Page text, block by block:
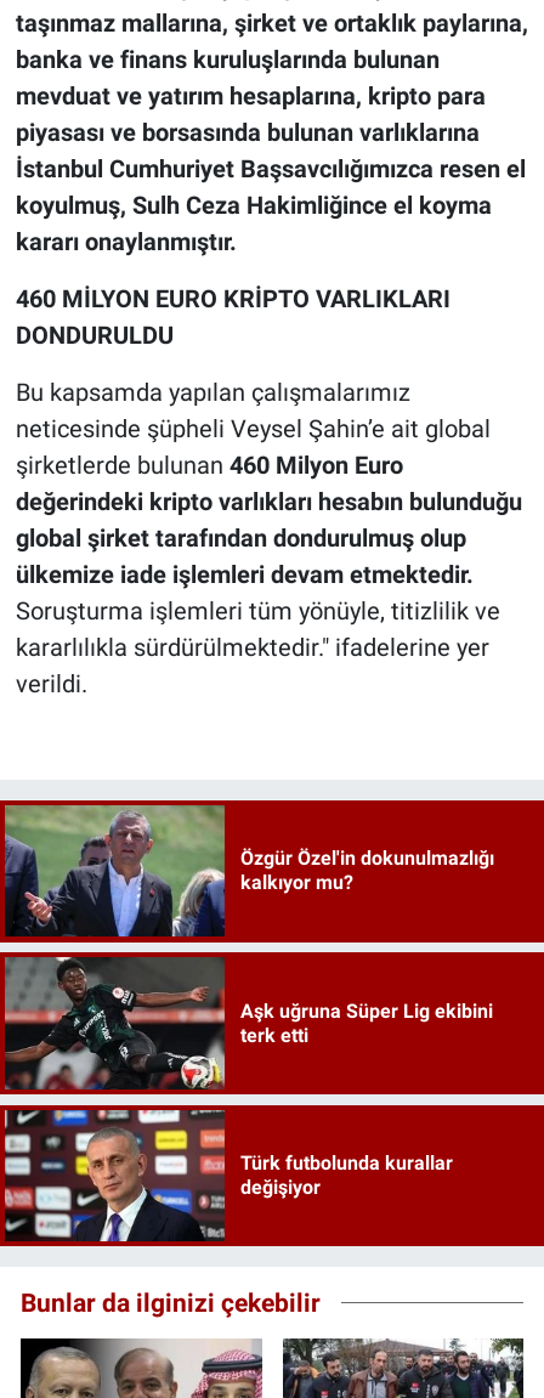
taşınmaz mallarına, şirket ve ortaklık paylarına,
banka ve finans kuruluşlarında bulunan
mevduat ve yatırım hesaplarına, kripto para
piyasası ve borsasında bulunan varlıklarına
İstanbul Cumhuriyet Başsavcılığımızca resen el
koyulmuş, Sulh Ceza Hakimliğince el koyma
kararı onaylanmıştır.
460 MİLYON EURO KRİPTO VARLIKLARI
DONDURULDU
Bu kapsamda yapılan çalışmalarımız
neticesinde şüpheli Veysel Şahin’e ait global
şirketlerde bulunan 460 Milyon Euro
değerindeki kripto varlıkları hesabın bulunduğu
global şirket tarafından dondurulmuş olup
ülkemize iade işlemleri devam etmektedir.
Soruşturma işlemleri tüm yönüyle, titizlilik ve
kararlılıkla sürdürülmektedir." ifadelerine yer
verildi.
Özgür Özel'in dokunulmazlığı
kalkıyor mu?
Aşk uğruna Süper Lig ekibini
terk etti
Türk futbolunda kurallar
değişiyor
Bunlar da ilginizi çekebilir